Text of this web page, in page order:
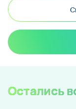
Остались